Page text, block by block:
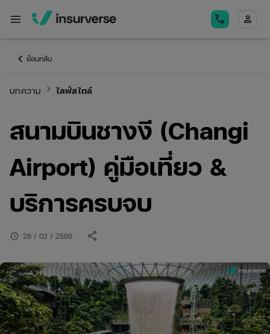
menu call person
keyboard_arrow_left ย้อนกลับ
บทความ keyboard_arrow_right ไลฟ์สไตล์
สนามบินชางงี (Changi
Airport) คู่มือเที่ยว &
บริการครบจบ
schedule 28 / 02 / 2568 share